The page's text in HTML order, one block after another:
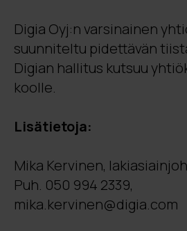
Digia Oyj:n varsinainen
suunniteltu pidettävän
Digian hallitus kutsuu
koolle.
Lisätietoja:
Mika Kervinen,
Puh. 050 994 2339,
mika.kervinen@digia.com